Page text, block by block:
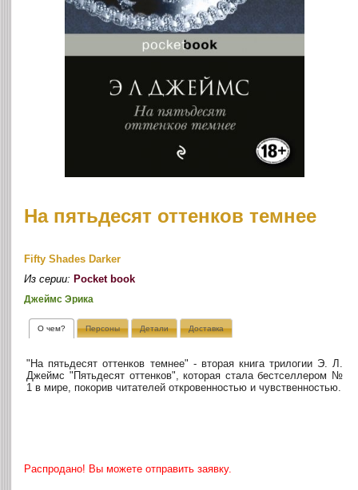
На пятьдесят оттенков темнее
Fifty Shades Darker
Из серии: Pocket book
Джеймс Эрика
О чем? Персоны Детали Доставка
"На пятьдесят оттенков темнее" - вторая книга трилогии Э. Л.
Джеймс "Пятьдесят оттенков", которая стала бестселлером №
1 в мире, покорив читателей откровенностью и чувственностью.
Распродано! Вы можете отправить заявку.